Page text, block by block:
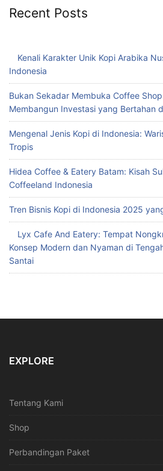
Recent Posts
Kenali Karakter Unik Kopi Arabika
Indonesia
Bukan Sekadar Membuka Coffee
Membangun Investasi yang Bertahan
Mengenal Jenis Kopi di Indonesia:
Tropis
Hidea Coffee & Eatery Batam: Kisah
Coffeeland Indonesia
Tren Bisnis Kopi di Indonesia 2025
Lyx Cafe And Eatery: Tempat
Konsep Modern dan Nyaman di
Santai
EXPLORE
Tentang Kami
Shop
Perbandingan Paket